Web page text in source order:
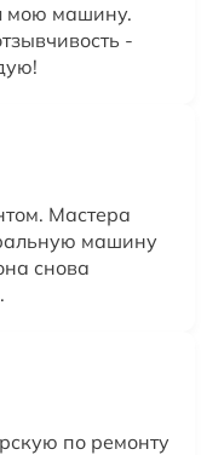
мою машину.
-
Мастера
машину
снова
по ремонту